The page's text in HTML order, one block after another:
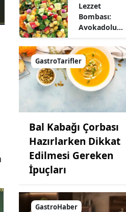
Lezzet
Bombası:
Avokadolu
Nasıl Yapılır?
GastroTarifler
Bal Kabağı Çorbası
Hazırlarken Dikkat
Edilmesi Gereken
İpuçları
GastroHaber